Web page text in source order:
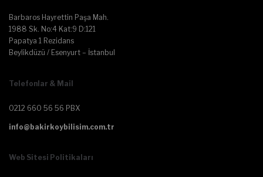
Barbaros Hayrettin Paşa Mah.
1988 Sk. No:4 Kat:9 D:121
Papatya 1 Rezidans
Beylikdüzü / Esenyurt – İstanbul
Telefonlar & Mail
0212 660 56 56 PBX
info@bakirkoybilisim.com.tr
Web Sitesi Politikaları